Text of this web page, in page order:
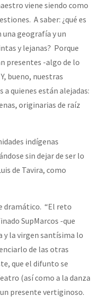
viene siendo como
A saber: ¿qué es
geografía y un
y lejanas? Porque
presentes -algo de lo
bueno, nuestras
quienes están alejadas:
originarias de raíz
indígenas
sin dejar de ser lo
de Tavira, como
dramático. “El reto
SupMarcos -que
y la virgen santísima lo
de las otras
que el difunto se
(así como a la danza
presente vertiginoso.